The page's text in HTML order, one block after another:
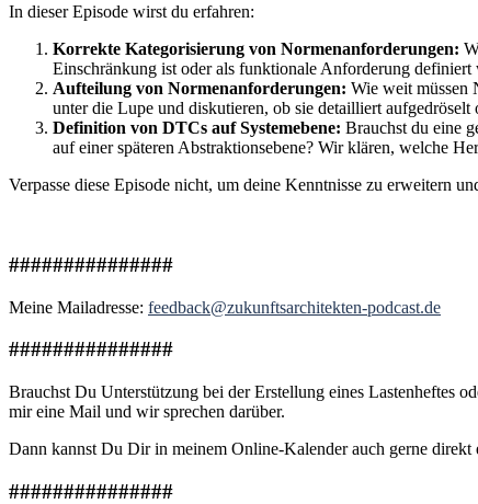
In dieser Episode wirst du erfahren:
Korrekte Kategorisierung von Normenanforderungen:
Einschränkung ist oder als funktionale Anforderung definiert
Aufteilung von Normenanforderungen: Wie weit müssen
unter die Lupe und diskutieren, ob sie detailliert
Definition von DTCs auf Systemebene: Brauchst du eine
auf einer späteren Abstraktionsebene? Wir klären, welche
Verpasse diese Episode nicht, um deine Kenntnisse zu erweitern
###############
Meine Mailadresse: feedback@zukunftsarchitekten-podcast.de
###############
Brauchst Du Unterstützung bei der Erstellung eines Lastenheftes
mir eine Mail und wir sprechen darüber.
Dann kannst Du Dir in meinem Online-Kalender auch gerne direkt
###############